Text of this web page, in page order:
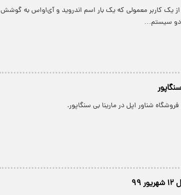
از یک کاربر معمولی که یک بار اسم اندروید و آی‌اواس به گوشش
دو سیستم…
شناور اپل در مارینا بی سنگاپور.